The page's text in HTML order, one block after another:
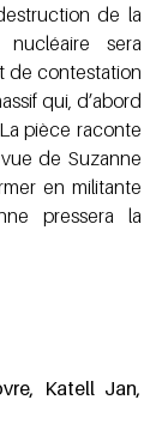
de la
sera
de contestation
qui, d’abord
pièce raconte
de Suzanne
en militante
pressera la
Katell Jan,